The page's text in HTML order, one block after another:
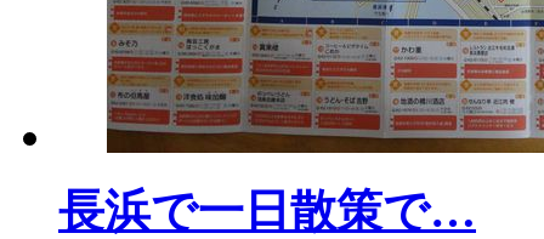
長浜で一日散策で…